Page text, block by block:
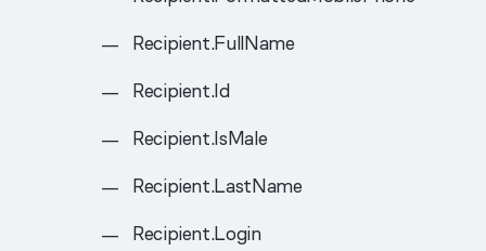
Recipient.FullName
Recipient.Id
Recipient.IsMale
Recipient.LastName
Recipient.Login